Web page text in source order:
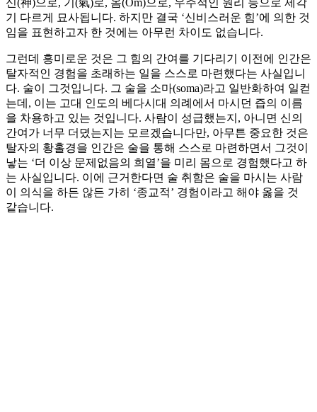
신(神)으로, 기(氣)로, 옴(Om)으로, 우주적인 원리 등으로 제각
기 다르게 묘사됩니다. 하지만 결국 ‘신비스러운 힘’에 의한 것
임을 표현하고자 한 것에는 아무런 차이도 없습니다.
그런데 흥미로운 것은 그 힘의 간여를 기다리기 이전에 인간은
탈자적인 경험을 초래하는 일을 스스로 마련했다는 사실입니
다. 술이 그것입니다. 그 술을 소마(soma)라고 일반화하여 일컫
는데, 이는 고대 인도의 베다시대 의례에서 마시던 즙의 이름
을 차용하고 있는 것입니다. 사람이 성급했는지, 아니면 신의
간여가 너무 더뎠는지는 모르겠습니다만, 아무튼 중요한 것은
탈자의 황홀경을 인간은 술을 통해 스스로 마련하면서 그것이
낳는 ‘더 이상 문제없음의 희열’을 미리 몸으로 경험했다고 하
는 사실입니다. 이에 근거한다면 술 취함은 술을 마시는 사람
이 의식을 하든 않든 가히 ‘종교적’ 경험이라고 해야 옳을 것
같습니다.